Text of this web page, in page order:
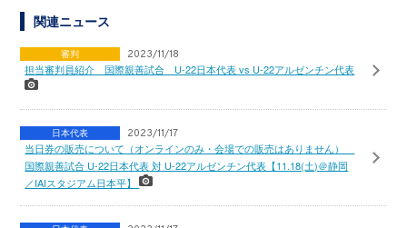
関連ニュース
審判 2023/11/18
担当審判員紹介 国際親善試合 U-22日本代表 vs U-22アルゼンチン代表
日本代表 2023/11/17
当日券の販売について（オンラインのみ・会場での販売はありません）
国際親善試合 U-22日本代表 対 U-22アルゼンチン代表【11.18(土)＠静岡
／IAIスタジアム日本平】